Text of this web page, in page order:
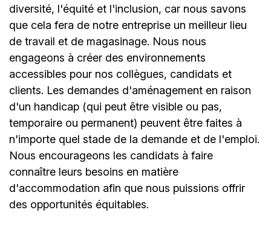
diversité, l'équité et l'inclusion, car nous savons
que cela fera de notre entreprise un meilleur lieu
de travail et de magasinage. Nous nous
engageons à créer des environnements
accessibles pour nos collègues, candidats et
clients. Les demandes d'aménagement en raison
d'un handicap (qui peut être visible ou pas,
temporaire ou permanent) peuvent être faites à
n'importe quel stade de la demande et de l'emploi.
Nous encourageons les candidats à faire
connaître leurs besoins en matière
d'accommodation afin que nous puissions offrir
des opportunités équitables.